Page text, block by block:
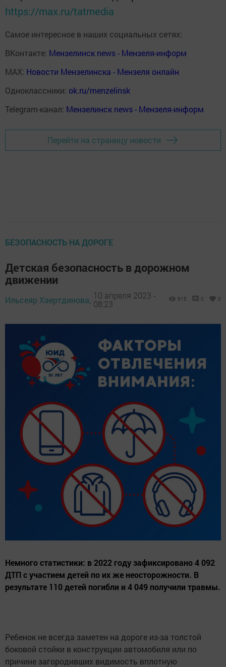
https://max.ru/tatmedia
Самое интересное в наших социальных сетях:
ВКонтакте: Мензелинск news - Мензеля-информ
MAX: Новости Мензелинска - Мензеля онлайн
Одноклассники: ok.ru/menzelinsk
Telegram-канал: Мензелинск news - Мензеля-информ
Перейти на страницу новости
БЕЗОПАСНОСТЬ НА ДОРОГЕ
Детская безопасность в дорожном
движении
Ильсеяр Хаертдинова, 10 апреля 2023 -
08:23
915 0 0
Немного статистики: в 2022 году зафиксировано 4 092
ДТП с участием детей по их же неосторожности. В
результате 110 детей погибли и 4 049 получили травмы.
Ребенок не всегда заметен на дороге из-за толстой
боковой стойки в конструкции автомобиля или по
причине загородивших видимость вплотную